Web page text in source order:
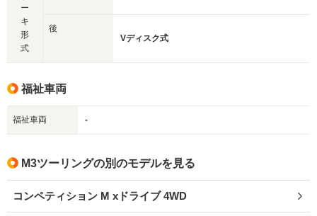
ー
キ
形
式
後
Vディスク式
福祉車両
福祉車両 -
M3ツーリングの別のモデルを見る
コンペティション M xドライブ 4WD